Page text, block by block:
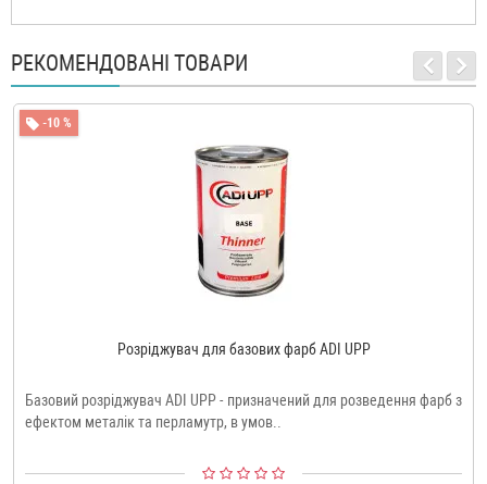
РЕКОМЕНДОВАНІ ТОВАРИ
-10 %
Розріджувач для базових фарб ADI UPP
Базовий розріджувач ADI UPP - призначений для розведення фарб з
ефектом металік та перламутр, в умов..